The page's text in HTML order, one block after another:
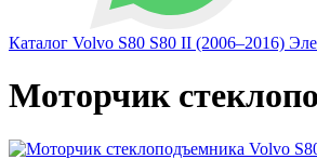
Каталог Volvo S80 S80 II (2006–2016)
Моторчик